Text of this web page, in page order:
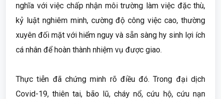
nghĩa với việc chấp nhận môi trường làm việc đặc thù,
kỷ luật nghiêm minh, cường độ công việc cao, thường
xuyên đối mặt với hiểm nguy và sẵn sàng hy sinh lợi ích
cá nhân để hoàn thành nhiệm vụ được giao.
Thực tiễn đã chứng minh rõ điều đó. Trong đại dịch
Covid-19, thiên tai, bão lũ, cháy nổ, cứu hộ, cứu nạn